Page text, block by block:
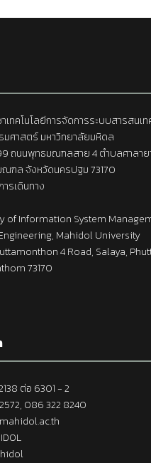
เทคโนโลยีการจัดการระบบสารสนเท
มศาสตร์ มหาวิทยาลัยมหิดล
ถนนพุทธมณฑลสาย 4 ตำบลศาลาย
ณฑล จังหวัดนครปฐม 73170
รเดินทาง
of Information System
Mahidol University
4 Road, Salaya,
73170
ต่อ 6301 - 2
086 322 8240